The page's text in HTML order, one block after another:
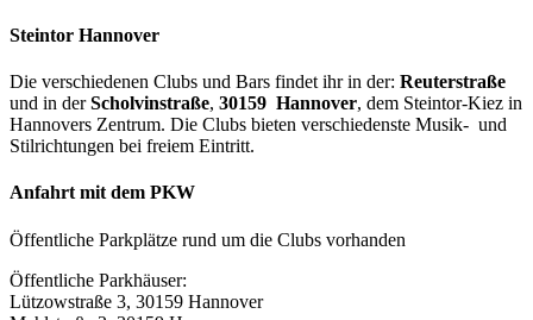
Steintor Hannover
Die verschiedenen Clubs und Bars findet ihr in der: Reuterstraße
und in derScholvinstraße, 30159 Hannover, dem Steintor-Kiez in
Hannovers Zentrum. Die Clubs bieten verschiedenste Musik- und
Stilrichtungen bei freiem Eintritt.
Anfahrt mit dem PKW
Öffentliche Parkplätze rund um die Clubs vorhanden
Öffentliche Parkhäuser:
Lützowstraße 3, 30159 Hannover